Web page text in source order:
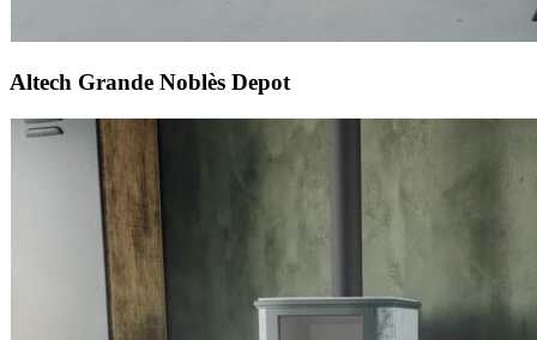
Altech Grande Noblès Depot